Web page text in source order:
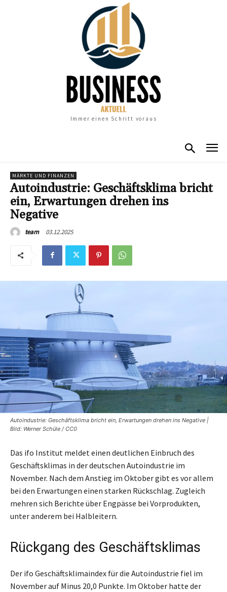
Immer einen Schritt voraus
MÄRKTE UND FINANZEN
Autoindustrie: Geschäftsklima bricht
ein, Erwartungen drehen ins
Negative
team 03.12.2025
Autoindustrie: Geschäftsklima bricht ein, Erwartungen drehen ins Negative |
Bild: Werner Schüle / CC0
Das ifo Institut meldet einen deutlichen Einbruch des
Geschäftsklimas in der deutschen Autoindustrie im
November. Nach dem Anstieg im Oktober gibt es vor allem
bei den Erwartungen einen starken Rückschlag. Zugleich
mehren sich Berichte über Engpässe bei Vorprodukten,
unter anderem bei Halbleitern.
Rückgang des Geschäftsklimas
Der ifo Geschäftsklimaindex für die Autoindustrie fiel im
November auf Minus 20,0 Punkte. Im Oktober hatte der